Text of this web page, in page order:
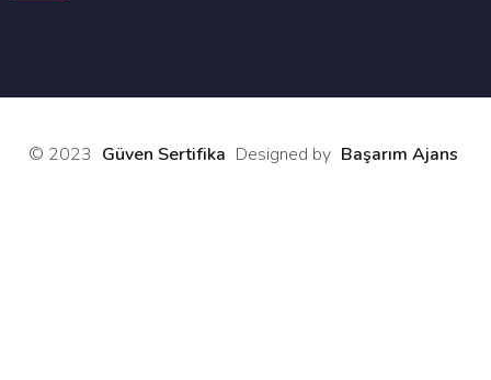
© 2023 Güven Sertifika Designed by Başarım Ajans